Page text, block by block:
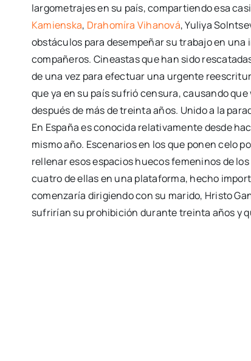
largometrajes en su país, compartiendo esa
Kamienska, Drahomíra Vihanová, Yuliya
obstáculos para desempeñar su trabajo en
compañeros. Cineastas que han sido
de una vez para efectuar una urgente
que ya en su país sufrió censura, causando
después de más de treinta años. Unido a la
En España es conocida relativamente desde
mismo año. Escenarios en los que ponen celo
rellenar esos espacios huecos femeninos de
cuatro de ellas en una plataforma, hecho
comenzaría dirigiendo con su marido, Hristo
sufrirían su prohibición durante treinta años y